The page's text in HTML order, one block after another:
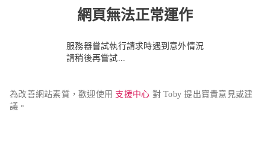
網頁無法正常運作
服務器嘗試執行請求時遇到意外情況
請稍後再嘗試...
為改善網站素質，歡迎使用 支援中心 對 Toby 提出寶貴意見或建
議。